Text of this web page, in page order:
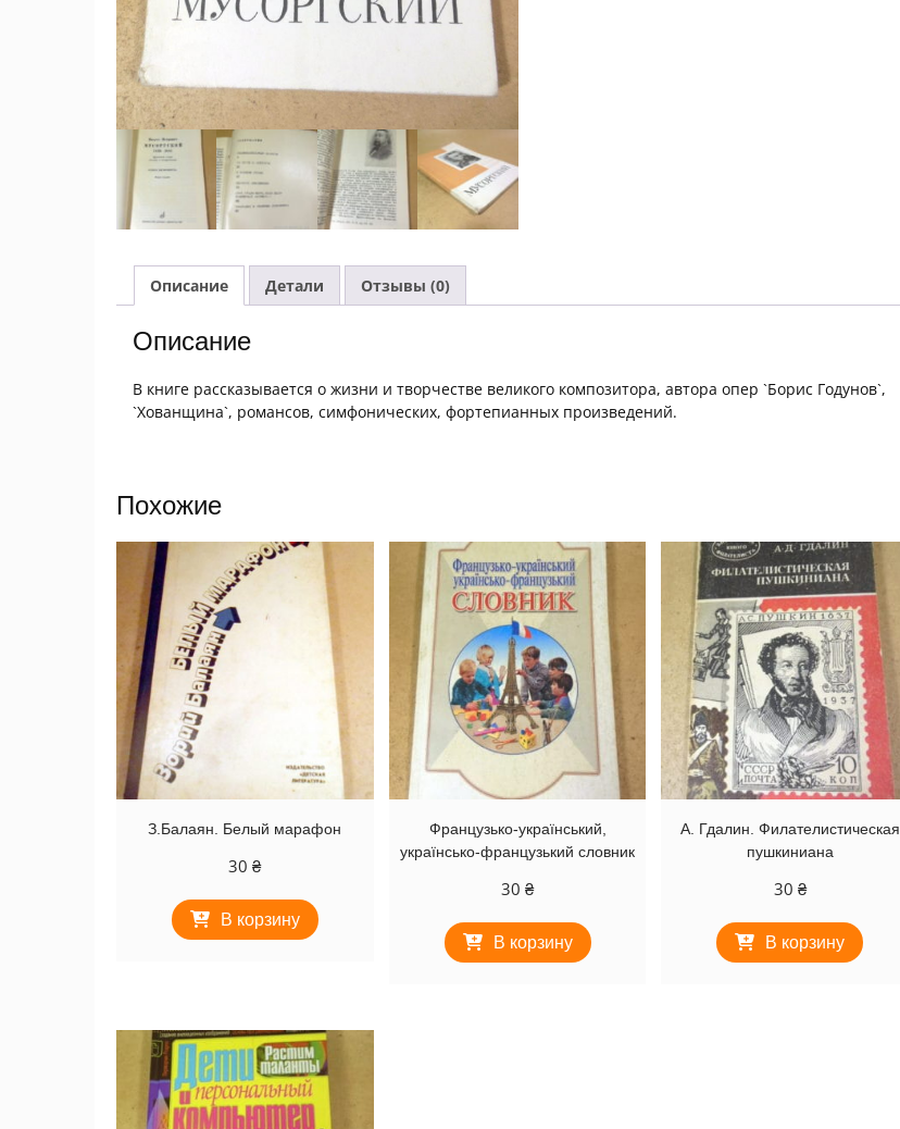
Описание Детали Отзывы (0)
Описание
В книге рассказывается о жизни и творчестве великого композитора, автора опер `Борис Годунов`,
`Хованщина`, романсов, симфонических, фортепианных произведений.
Похожие
З.Балаян. Белый марафон
30₴
В корзину
Французько-український,
українсько-французький словник
30 ₴
В корзину
А. Гдалин. Филателистическая
пушкиниана
30 ₴
В корзину